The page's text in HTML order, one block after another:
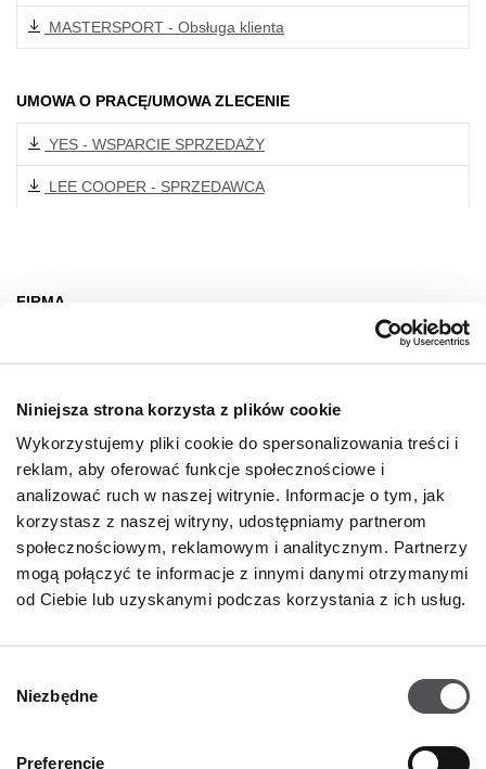
Niniejsza strona korzysta z plików cookie
Wykorzystujemy pliki cookie do spersonalizowania treści i
reklam, aby oferować funkcje społecznościowe i
analizować ruch w naszej witrynie. Informacje o tym, jak
korzystasz z naszej witryny, udostępniamy partnerom
społecznościowym, reklamowym i analitycznym. Partnerzy
mogą połączyć te informacje z innymi danymi otrzymanymi
od Ciebie lub uzyskanymi podczas korzystania z ich usług.
zgody
Niezbędne
Preferencje
MASTERSPORT - Obsługa klienta
UMOWA O PRACĘ/UMOWA ZLECENIE
YES - WSPARCIE SPRZEDAŻY
LEE COOPER - SPRZEDAWCA
FIRMA
Wynajem
Kontakt
Oferty pracy
Polityka prywatności
GODZINY OTWARCIA
Informacje szczegółowe